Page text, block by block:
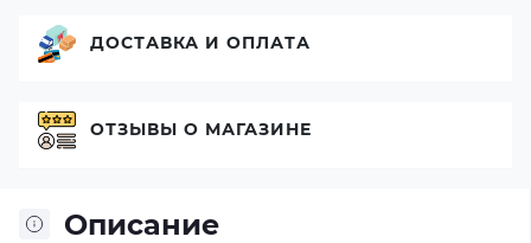
Описание
ДОСТАВКА И ОПЛАТА
ОТЗЫВЫ О МАГАЗИНЕ